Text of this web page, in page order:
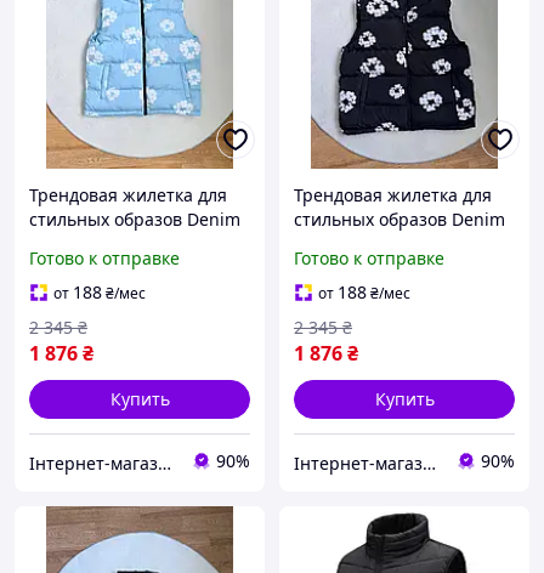
Трендовая жилетка для
стильных образов Denim
плащівки с силиконовым
наполнителем 200
Готово к отправке
от 188₴/мес
1 876₴
2 345 ₴
Купить
Інтернет-магазин Look 100 Clothes 90%
Трендовая жилетка для
стильных образов Denim
плащевки с силиконовым
наполнителем XL XXL
Готово к отправке
от 188₴/мес
1 876₴
2 345 ₴
Купить
Інтернет-магазин Look 100 Clothes 90%